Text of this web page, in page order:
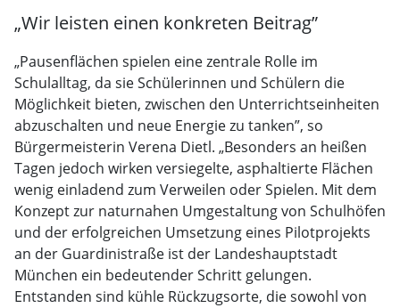
„Wir leisten einen konkreten Beitrag”
„Pausenflächen spielen eine zentrale Rolle im
Schulalltag, da sie Schülerinnen und Schülern die
Möglichkeit bieten, zwischen den Unterrichtseinheiten
abzuschalten und neue Energie zu tanken”, so
Bürgermeisterin Verena Dietl. „Besonders an heißen
Tagen jedoch wirken versiegelte, asphaltierte Flächen
wenig einladend zum Verweilen oder Spielen. Mit dem
Konzept zur naturnahen Umgestaltung von Schulhöfen
und der erfolgreichen Umsetzung eines Pilotprojekts
an der Guardinistraße ist der Landeshauptstadt
München ein bedeutender Schritt gelungen.
Entstanden sind kühle Rückzugsorte, die sowohl von